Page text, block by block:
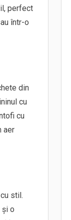
perfect
într-o
din
cu
cu
aer
stil.
și o